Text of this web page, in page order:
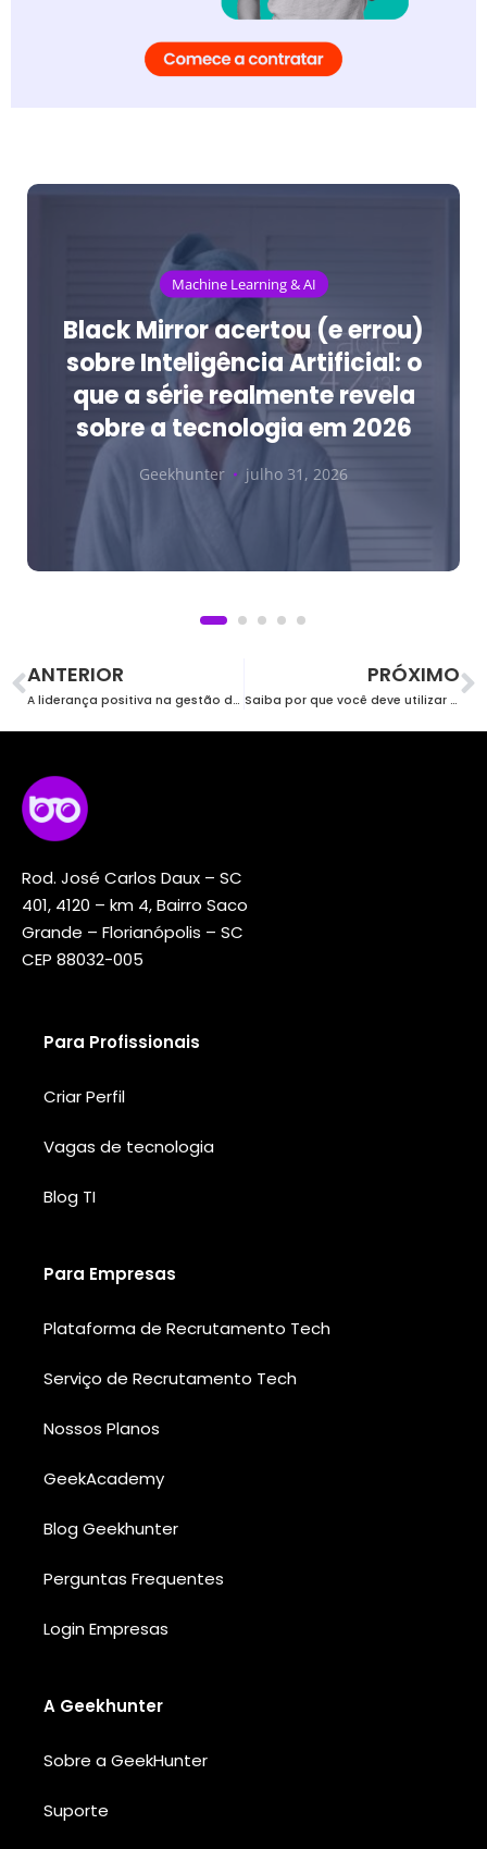
Machine Learning & AI
Black Mirror acertou (e errou)
sobre Inteligência Artificial: o
que a série realmente revela
sobre a tecnologia em 2026
Geekhunter julho 31, 2026
ANTERIOR
A liderança positiva na gestão de equipes na TI
PRÓXIMO
Saiba por que você deve utilizar Node.Js como a NASA
Rod. José Carlos Daux – SC
401, 4120 – km 4, Bairro Saco
Grande – Florianópolis – SC
CEP 88032-005
Para Profissionais
Criar Perfil
Vagas de tecnologia
Blog TI
Para Empresas
Plataforma de Recrutamento Tech
Serviço de Recrutamento Tech
Nossos Planos
GeekAcademy
Blog Geekhunter
Perguntas Frequentes
Login Empresas
A Geekhunter
Sobre a GeekHunter
Suporte